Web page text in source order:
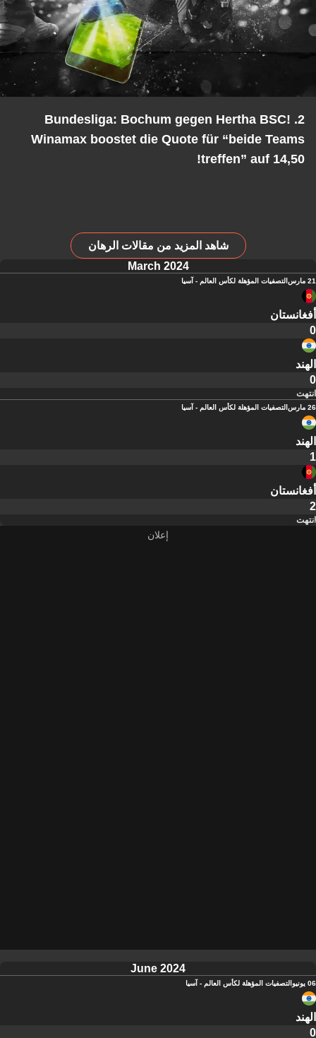
2. Bundesliga: Bochum gegen Hertha BSC!
Winamax boostet die Quote für “beide Teams
treffen” auf 14,50!
شاهد المزيد من مقالات الرهان
March 2024
21 مارس التصفيات المؤهلة لكأس العالم - آسيا
أفغانستان
0
الهند
0
انتهت
26 مارس التصفيات المؤهلة لكأس العالم - آسيا
الهند
1
أفغانستان
2
انتهت
June 2024
06 يونيو التصفيات المؤهلة لكأس العالم - آسيا
الهند
0